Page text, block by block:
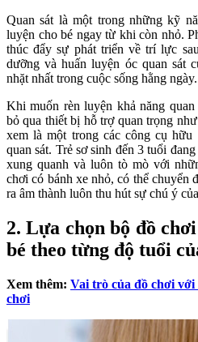
Quan sát là một trong những kỹ
luyện cho bé ngay từ khi còn nhỏ.
thúc đẩy sự phát triển về trí lực
dưỡng và huấn luyện óc quan sát
nhặt nhất trong cuộc sống hằng ngày.
Khi muốn rèn luyện khả năng
bỏ qua thiết bị hỗ trợ quan trọng
xem là một trong các công cụ
quan sát. Trẻ sơ sinh đến 3 tuổi
xung quanh và luôn tò mò với
chơi có bánh xe nhỏ, có thể chuyển
ra âm thành luôn thu hút sự chú ý
2. Lựa chọn bộ đồ
bé theo từng độ tuổi
Xem thêm: Vai trò của đồ chơi
chơi